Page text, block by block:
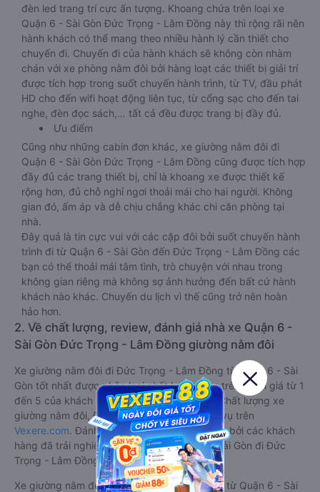
đèn led trang trí cực ấn tượng. Khoang chứa trên loại xe
Quận 6 - Sài Gòn Đức Trọng - Lâm Đồng này thì rộng rãi nên
hành khách có thể mang theo nhiều hành lý cần thiết cho
chuyến đi. Chuyến đi của hành khách sẽ không còn nhàm
chán với xe phòng nằm đôi bởi hàng loạt các thiết bị giải trí
được tích hợp trong suốt chuyến hành trình, từ TV, đầu phát
HD cho đến wifi hoạt động liên tục, từ cổng sạc cho đến tai
nghe, đèn đọc sách,… tất cả đều được trang bị đầy đủ.
Ưu điểm
Cũng như những cabin đơn khác, xe giường nằm đôi đi
Quận 6 - Sài Gòn Đức Trọng - Lâm Đồng cũng được tích hợp
đầy đủ các trang thiết bị, chỉ là khoang xe được thiết kế
rộng hơn, đủ chỗ nghỉ ngơi thoải mái cho hai người. Không
gian đó, ấm áp và dễ chịu chẳng khác chi căn phòng tại
nhà.
Đây quả là tin cực vui với các cặp đôi bởi suốt chuyến hành
trình đi từ Quận 6 - Sài Gòn đến Đức Trọng - Lâm Đồng các
bạn có thể thoải mái tâm tình, trò chuyện với nhau trong
không gian riêng mà không sợ ảnh hưởng đến bất cứ hành
khách nào khác. Chuyến du lịch vì thế cũng trở nên hoàn
hảo hơn.
2. Về chất lượng, review, đánh giá nhà xe Quận 6 -
Sài Gòn Đức Trọng - Lâm Đồng giường nằm đôi
Xe giường nằm đôi đi Đức Trọng - Lâm Đồng từ Quận 6 - Sài
Gòn tốt nhất được phân loại chất lượng dựa trên đánh giá từ 1
đến 5 của khách hàng với các tiêu chí như: Chất lượng xe
giường nằm đôi, Đúng giờ, Chất lượng phục vụ trên
Vexere.com. Đánh giá này được viết trực tiếp bởi các khách
hàng đã trải nghiệm các hãng Xe Quận 6 - Sài Gòn đi Đức
Trọng - Lâm Đồng.
Xe giường nằm đôi đi Đức Trọng - Lâm Đồng từ Quận 6 - Sài